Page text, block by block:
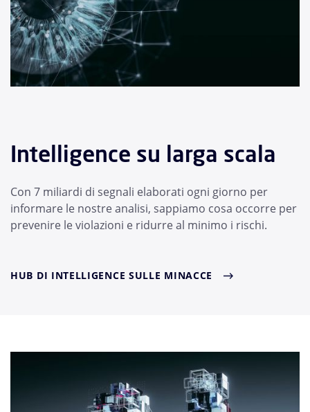
Intelligence su larga scala
Con 7 miliardi di segnali elaborati ogni giorno per
informare le nostre analisi, sappiamo cosa occorre per
prevenire le violazioni e ridurre al minimo i rischi.
HUB DI INTELLIGENCE SULLE MINACCE